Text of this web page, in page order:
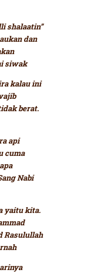
shalaatin”
dan
siwak
kalau ini
berat.
api
cuma
Nabi
yaitu kita.
Rasulullah